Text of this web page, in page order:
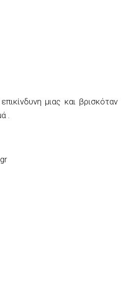
μιας και βρισκόταν
.